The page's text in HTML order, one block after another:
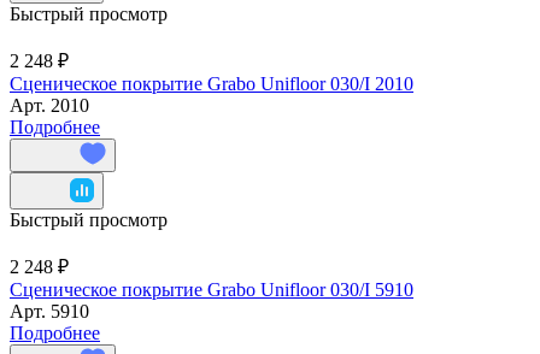
Быстрый просмотр
2 248 ₽
Сценическое покрытие Grabo Unifloor 030/I 2010
Арт. 2010
Подробнее
Быстрый просмотр
2 248 ₽
Сценическое покрытие Grabo Unifloor 030/I 5910
Арт. 5910
Подробнее